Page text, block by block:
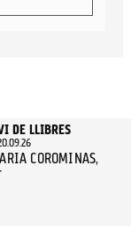
DE LLIBRES
COROMINAS,